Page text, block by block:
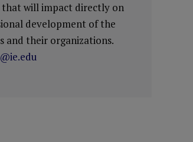
that will impact directly on
development of the
and their organizations.